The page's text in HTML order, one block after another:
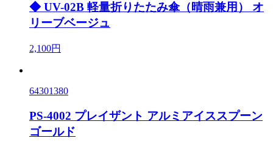
◆ UV-02B 軽量折りたたみ傘（晴雨兼用） オ
リーブベージュ
2,100円
64301380
PS-4002 プレイザント アルミアイススプーン
ゴールド